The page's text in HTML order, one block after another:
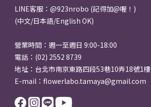
LINE客服：@923nrobo (記得加@喔！)
(中文/日本語/English OK)
營業時間：週一至週日 9:00-18:00
電話：(02) 2552 8739
地址：台北市南京東路四段53巷10弄18號1樓
E-mail：flowerlabo.tamaya@gmail.com